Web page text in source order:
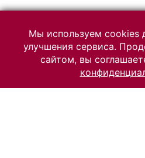
Мы используем cookies
улучшения сервиса.
сайтом, вы